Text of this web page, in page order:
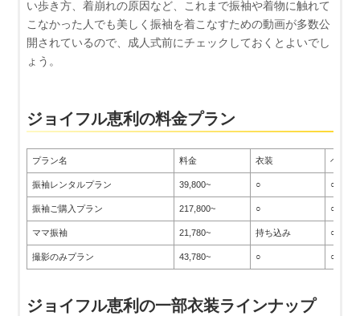
い歩き方、着崩れの原因など、これまで振袖や着物に触れて
こなかった人でも美しく振袖を着こなすための動画が多数公
開されているので、成人式前にチェックしておくとよいでし
ょう。
ジョイフル恵利の料金プラン
プラン名 料金 衣装 ヘアメ
振袖レンタルプラン 39,800~ ○ ○
振袖ご購入プラン 217,800~ ○ ○
ママ振袖 21,780~ 持ち込み ○
撮影のみプラン 43,780~ ○ ○
ジョイフル恵利の一部衣装ラインナップ